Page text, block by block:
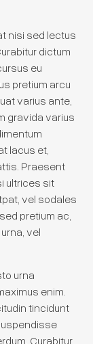
nisi sed lectus
dictum
eu
pretium arcu
varius ante,
gravida varius
lacus et,
Praesent
ultrices sit
vel sodales
pretium ac,
vel
urna
enim.
tincidunt
Curabitur